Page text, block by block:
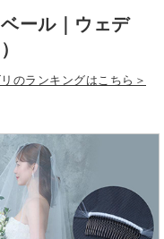
ール｜ウェデ
のランキングはこちら＞